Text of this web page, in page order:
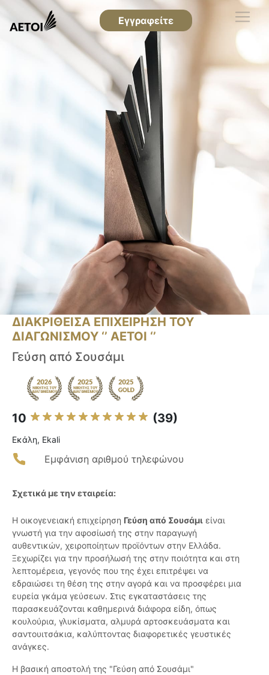
Εγγραφείτε
ΔΙΑΚΡΙΘΕΙΣΑ ΕΠΙΧΕΙΡΗΣΗ ΤΟΥ
ΔΙΑΓΩΝΙΣΜΟΥ ‘’ ΑΕΤΟΙ ‘’
Γεύση από Σουσάμι
10 (39)
Εκάλη, Ekali
Εμφάνιση αριθμού τηλεφώνου
Σχετικά με την εταιρεία:
Η οικογενειακή επιχείρηση Γεύση από Σουσάμι είναι
γνωστή για την αφοσίωσή της στην παραγωγή
αυθεντικών, χειροποίητων προϊόντων στην Ελλάδα.
Ξεχωρίζει για την προσήλωσή της στην ποιότητα και στη
λεπτομέρεια, γεγονός που της έχει επιτρέψει να
εδραιώσει τη θέση της στην αγορά και να προσφέρει μια
ευρεία γκάμα γεύσεων. Στις εγκαταστάσεις της
παρασκευάζονται καθημερινά διάφορα είδη, όπως
κουλούρια, γλυκίσματα, αλμυρά αρτοσκευάσματα και
σαντουιτσάκια, καλύπτοντας διαφορετικές γευστικές
ανάγκες.
Η βασική αποστολή της "Γεύση από Σουσάμι"